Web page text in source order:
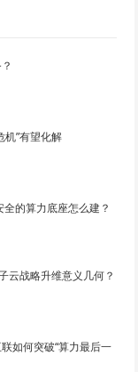
机”有望化解
全的算力底座怎么建？
云战略升维意义几何？
如何突破“算力最后一